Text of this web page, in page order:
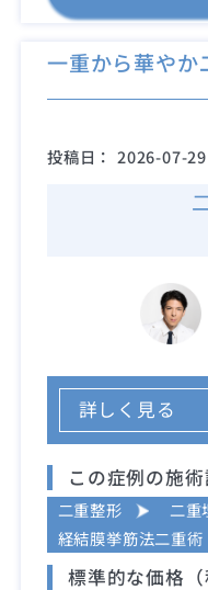
一重から華やか
投稿日： 2026-07-29
詳しく見る
この症例の施術
二重整形
二重
経結膜挙筋法二重術
標準的な価格（